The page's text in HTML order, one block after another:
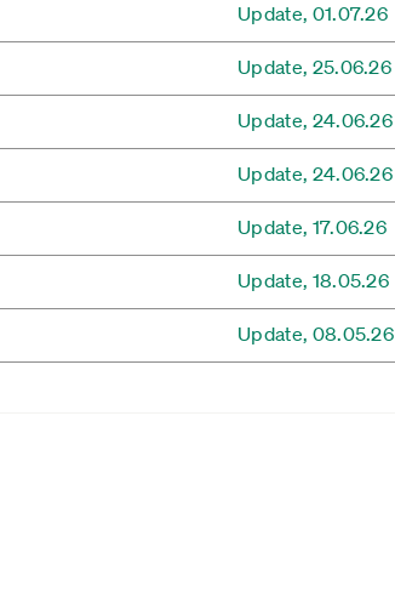
Update, 01.07.26
Update, 25.06.26
Update, 24.06.26
Update, 24.06.26
Update, 17.06.26
Update, 18.05.26
Update, 08.05.26